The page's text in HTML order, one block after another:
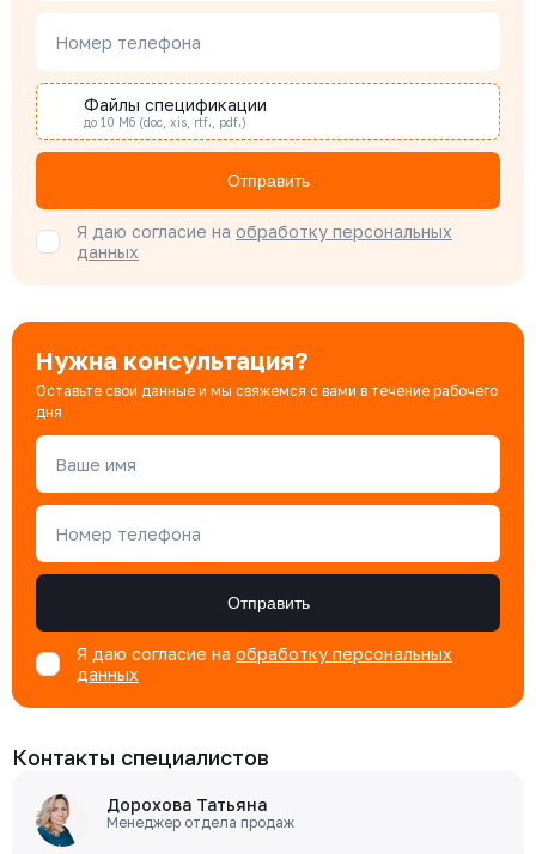
Специалист отдела снабжения
Бондарюк Евгения
Специалист отдела продаж
Номер телефона
Файлы спецификации
до 10 Мб (doc, xis, rtf., pdf.)
Отправить
Я даю согласие на обработку персональных
данных
Нужна консультация?
Оставьте свои данные и мы свяжемся с вами в течение рабочего
дня
Ваше имя
Номер телефона
Отправить
Я даю согласие на обработку персональных
данных
Контакты специалистов
Дорохова Татьяна
Менеджер отдела продаж